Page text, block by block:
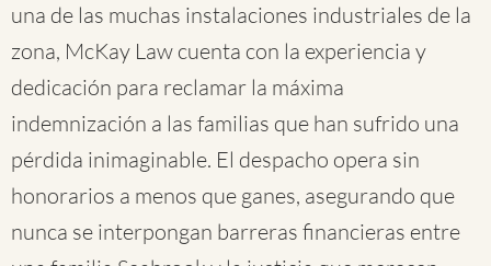
una de las muchas instalaciones industriales de la
zona, McKay Law cuenta con la experiencia y
dedicación para reclamar la máxima
indemnización a las familias que han sufrido una
pérdida inimaginable. El despacho opera sin
honorarios a menos que ganes, asegurando que
nunca se interpongan barreras financieras entre